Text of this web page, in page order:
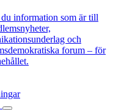
information som är till
och
forum – för